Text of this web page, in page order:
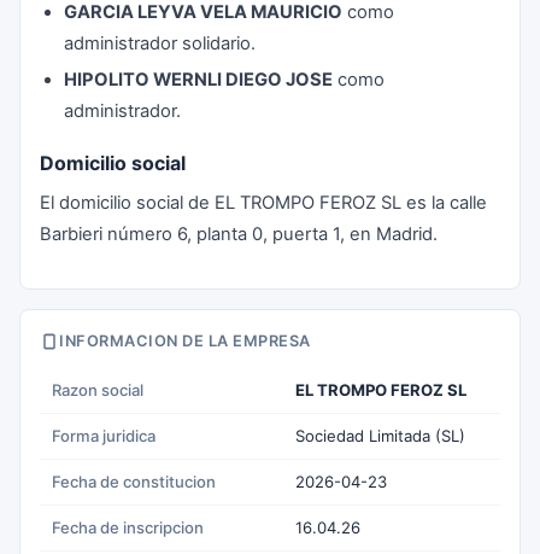
GARCIA LEYVA VELA MAURICIO como
administrador solidario.
HIPOLITO WERNLI DIEGO JOSE como
administrador.
Domicilio social
El domicilio social de EL TROMPO FEROZ SL es la calle
Barbieri número 6, planta 0, puerta 1, en Madrid.
INFORMACION DE LA EMPRESA
Razon social EL TROMPO FEROZ SL
Forma juridica Sociedad Limitada (SL)
Fecha de constitucion 2026-04-23
Fecha de inscripcion 16.04.26